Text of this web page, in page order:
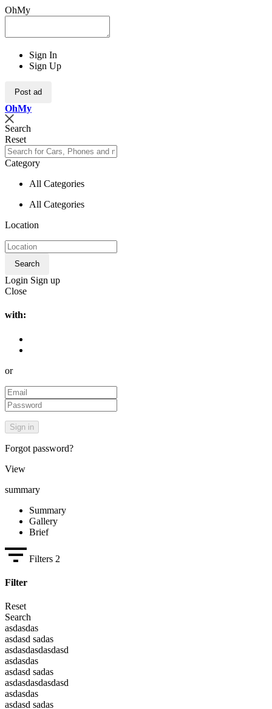
OhMy
Sign In
Sign Up
Post ad
OhMy
Search
Reset
Category
All Categories
All Categories
Location
Search
Login Sign up
Close
with:
or
Forgot password?
View
summary
Summary
Gallery
Brief
Filters 2
Filter
Reset
Search
asdasdas
asdasd sadas
asdasdasdasdasd
asdasdas
asdasd sadas
asdasdasdasdasd
asdasdas
asdasd sadas